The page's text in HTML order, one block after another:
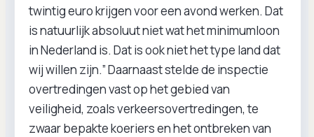
twintig euro krijgen voor een avond werken. Dat
is natuurlijk absoluut niet wat het minimumloon
in Nederland is. Dat is ook niet het type land dat
wij willen zijn.” Daarnaast stelde de inspectie
overtredingen vast op het gebied van
veiligheid, zoals verkeersovertredingen, te
zwaar bepakte koeriers en het ontbreken van